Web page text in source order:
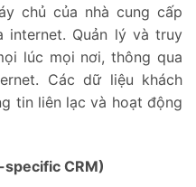
chủ của nhà cung cấp
internet. Quản lý và truy
lúc mọi nơi, thông qua
Các dữ liệu khách
tin liên lạc và hoạt động
CRM)